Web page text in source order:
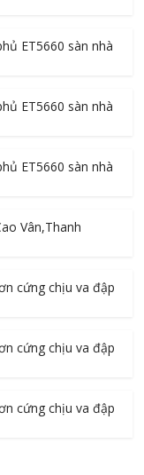
ET5660 sàn nhà
ET5660 sàn nhà
ET5660 sàn nhà
Vân,Thanh
cứng chịu va đập
cứng chịu va đập
cứng chịu va đập